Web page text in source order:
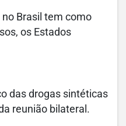
no Brasil tem como
os Estados
das drogas sintéticas
reunião bilateral.